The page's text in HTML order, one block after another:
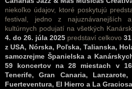
niekoľko údajov, ktoré poskytujú
festival, jedno z najuznávanejších
kultúrnych podujatí na všetkých
4. do 26. júla 2025 predstaví celkovo
z USA, Nórska, Poľska, Talianska,
samozrejme Španielska a
59 koncertov na 28 miestach v
Tenerife, Gran Canaria,
Fuerteventura, El Hierro a La